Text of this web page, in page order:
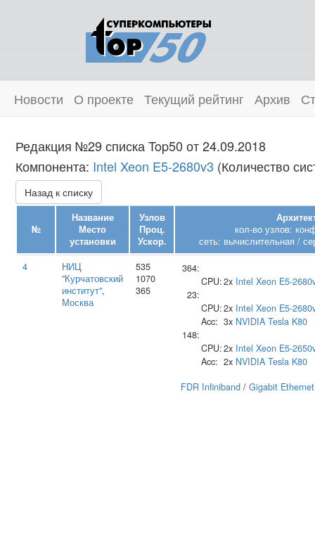
Новости О проекте Текущий рейтинг Архив
Редакция №29 списка Top50 от 24.09.2018
Компонента: Intel Xeon E5-2680v3 (Количество
Назад к списку
№
Название
Место
установки
Узлов
Проц.
Ускор.
кол-во узлов:
сеть: вычислительная /
4
НИЦ
"Курчатовский
институт",
Москва
535
1070
365
364:
CPU:2x Intel Xeon E5-
23:
CPU:2x Intel Xeon E5-
Acc: 3x NVIDIA Tesla K80
148:
CPU:2x Intel Xeon E5-
Acc: 2x NVIDIA Tesla K80
FDR Infiniband / Gigabit Ethernet